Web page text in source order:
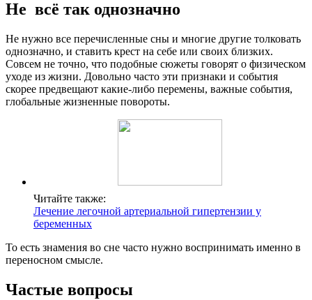
Не всё так однозначно
Не нужно все перечисленные сны и многие другие толковать
однозначно, и ставить крест на себе или своих близких.
Совсем не точно, что подобные сюжеты говорят о физическом
уходе из жизни. Довольно часто эти признаки и события
скорее предвещают какие-либо перемены, важные события,
глобальные жизненные повороты.
Читайте также:
Лечение легочной артериальной гипертензии у
беременных
То есть знамения во сне часто нужно воспринимать именно в
переносном смысле.
Частые вопросы